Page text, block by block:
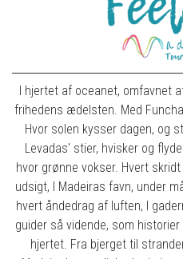
I hjertet af oceanet, omfavnet
frihedens ædelsten. Med
Hvor solen kysser dagen, og
Levadas' stier, hvisker og
hvor grønne vokser. Hvert
udsigt, I Madeiras favn, under
hvert åndedrag af luften, I
guider så vidende, som
hjertet. Fra bjerget til